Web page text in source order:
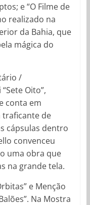
e “O Filme de
realizado na
da Bahia, que
mágica do
/
Oito”,
conta em
traficante de
cápsulas dentro
convenceu
uma obra que
na grande tela.
e Menção
Na Mostra